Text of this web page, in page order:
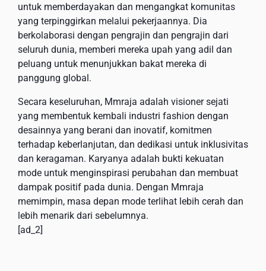
untuk memberdayakan dan mengangkat komunitas
yang terpinggirkan melalui pekerjaannya. Dia
berkolaborasi dengan pengrajin dan pengrajin dari
seluruh dunia, memberi mereka upah yang adil dan
peluang untuk menunjukkan bakat mereka di
panggung global.
Secara keseluruhan, Mmraja adalah visioner sejati
yang membentuk kembali industri fashion dengan
desainnya yang berani dan inovatif, komitmen
terhadap keberlanjutan, dan dedikasi untuk inklusivitas
dan keragaman. Karyanya adalah bukti kekuatan
mode untuk menginspirasi perubahan dan membuat
dampak positif pada dunia. Dengan Mmraja
memimpin, masa depan mode terlihat lebih cerah dan
lebih menarik dari sebelumnya.
[ad_2]